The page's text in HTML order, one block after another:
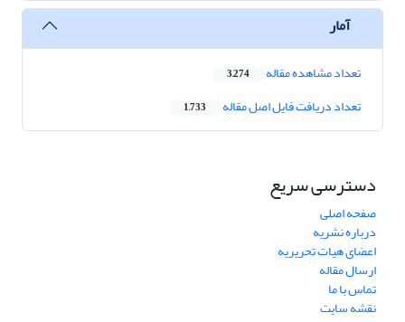
آمار
تعداد مشاهده مقاله 3,274
تعداد دریافت فایل اصل مقاله 1,733
دسترسی سریع
صفحه اصلی
درباره نشریه
اعضای هیات تحریریه
ارسال مقاله
تماس با ما
نقشه سایت